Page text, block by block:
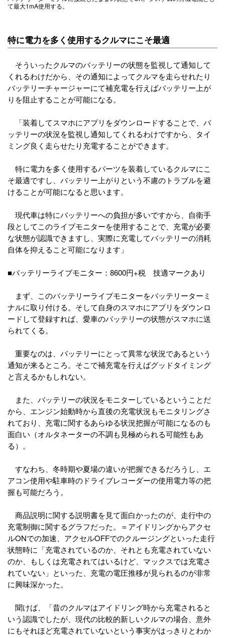
て最大1mA使用する。
特に電力を多く使用するクルマにこそ最適
そういったクルマのバッテリーの状態を監視して通知して
くれるわけだから、その通知によってクルマを走らせれたり
バッテリーチャージャーにて補充電を行えばバッテリー上が
りを阻止することが可能になる。
「装着してスマホにアプリをダウンロードすることで、バ
ッテリーの状況を監視し通知してくれるわけですから、タイ
ミング良く走らせたり充電することができます。
特に電力を多く使用するパーツを装着しているクルマにこ
そ最適ですし、バッテリー上がりという不慮のトラブルを避
けることが可能になると思います。
現代車は特にバッテリーへの負担が多いですから、自衛手
段としてこのライブモニターを使用することで、充電が必要
な状態が認識できますし、実際に充電してバッテリーの消耗
自体を抑えること可能になります」
■バッテリーライブモニター：8600円+税 技適マークあり
まず、このバッテリーライブモニターをバッテリーターミ
ナルに取り付ける。そして自身のスマホにアプリをダウンロ
ードして登録すれば、愛車のバッテリーの状態がスマホに送
られてくる。
重要なのは、バッテリーにとって異常な状況であるという
通知が来るところ。そこで補充電を行えばグッドタイミング
と言えるかもしれない。
また、バッテリーの状況をモニターしているということだ
から、エンジン始動時から直後の充電状況もモニタリングさ
れており、充電に関するあらゆる状況把握が可能になるのも
面白い（オルタネーターの不調も見極められる可能性もあ
る）。
すなわち、冬時期や夏場の違いが把握できるだろうし、エ
アコン使用や駐車時のドライブレコーダーの使用電力等の把
握も可能だろう。
商品説明に関する説明書を見て面白かったのが、走行中の
充電制御に関するグラフだった。＝アイドリングからアクセ
ルONでの加速、アクセルOFFでのクルージングといった走行
状態時に「充電されているのか、それとも充電されていない
のか、もしくは充電されてはいるけど、マックスでは充電さ
れていない」といった、充電の電圧推移が見られるのが非常
に興味深かった。
聞けば、「昔のクルマはアイドリング時から充電されると
いう認識でしたが、現代の比較的新しいクルマの場合、意外
にもそれほど充電されていないという事実がはっきりとわか